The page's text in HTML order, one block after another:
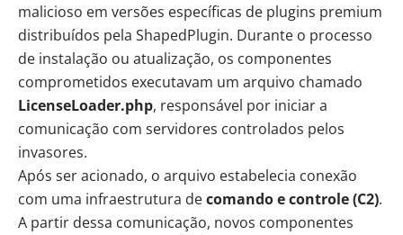
malicioso em versões específicas de plugins premium
distribuídos pela ShapedPlugin. Durante o processo
de instalação ou atualização, os componentes
comprometidos executavam um arquivo chamado
LicenseLoader.php, responsável por iniciar a
comunicação com servidores controlados pelos
invasores.
Após ser acionado, o arquivo estabelecia conexão
com uma infraestrutura decomando e controle (C2).
A partir dessa comunicação, novos componentes